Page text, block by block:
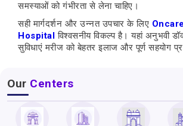
समस्याओं को गंभीरता से लेना चाहिए।
सही मार्गदर्शन और उन्नत उपचार के लिए
Hospital विश्वसनीय विकल्प है। यहां अनुभवी
सुविधाएं मरीज को बेहतर इलाज और पूर्ण सहयोग
Our Centers